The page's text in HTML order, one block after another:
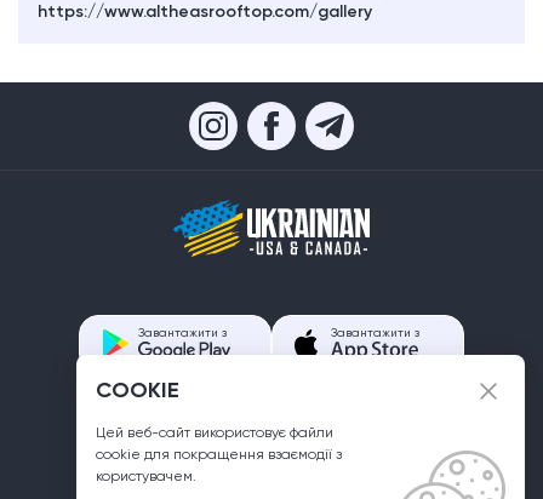
https://www.altheasrooftop.com/gallery
Завантажити з Завантажити з
info@ukrainian.us
COOKIE
Цей веб-сайт використовує файли
сookie для покращення взаємодії з
користувачем.